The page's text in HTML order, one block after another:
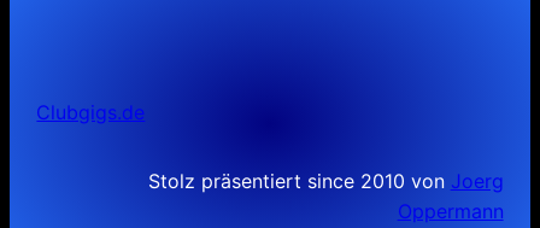
Clubgigs.de
Stolz präsentiert since 2010 von Joerg
Oppermann